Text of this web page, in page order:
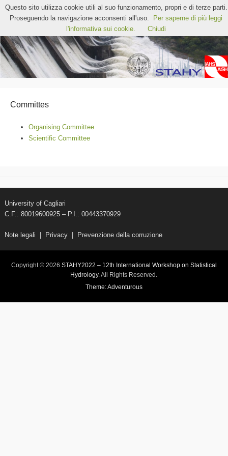
STAHY2022 – 12th International Workshop on
Statistical Hydrology
Chia, Sardinia (Italy)
Committes
Organising Committee
Scientific Committee
University of Cagliari
C.F.: 80019600925 – P.I.: 00443370929
Note legali Privacy| Prevenzione della corruzione
Copyright © 2026 STAHY2022 – 12th International Workshop on Statistical
Hydrology. All Rights Reserved.
Theme: Adventurous
Questo sito utilizza cookie utili al suo funzionamento, propri e di terze parti.
Proseguendo la navigazione acconsenti all'uso.
Per saperne di più leggi
l'informativa sui cookie.
Chiudi